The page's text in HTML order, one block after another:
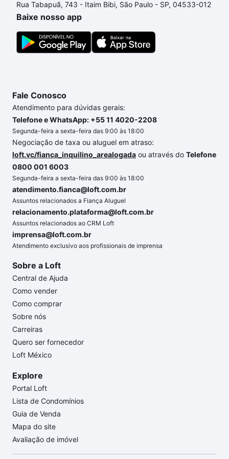
processo de compra, veja em nosso portal quanto
custa comprar um apartamento
gente para comprar o imóvel dos seus sonhos com
segurança e conforto. Loft, com você até as
Rua Tabapuã, 743 - Itaim Bibi, São Paulo - SP, 04533-012
Baixe nosso app
Fale Conosco
Atendimento para dúvidas gerais:
Telefone e WhatsApp: +55 11 4020-2208
Segunda-feira a sexta-feira das 9:00 às 18:00
Negociação de taxa ou aluguel em atraso:
loft.vc/fianca_inquilino_arealogada ou através do Telefone
0800 001 6003
Segunda-feira a sexta-feira das 9:00 às 18:00
atendimento.fianca@loft.com.br
Assuntos relacionados a Fiança Aluguel
relacionamento.plataforma@loft.com.br
Assuntos relacionados ao CRM Loft
imprensa@loft.com.br
Atendimento exclusivo aos profissionais de imprensa
Sobre a Loft
Central de Ajuda
Como vender
Como comprar
Sobre nós
Carreiras
Quero ser fornecedor
Loft México
Explore
Portal Loft
Lista de Condomínios
Guia de Venda
Mapa do site
Avaliação de imóvel